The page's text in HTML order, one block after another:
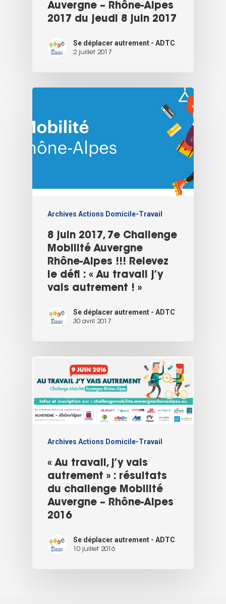
Auvergne – Rhône-Alpes
2017 du jeudi 8 juin 2017
Se déplacer autrement - ADTC
2 juillet 2017
Archives Actions Domicile-Travail
8 juin 2017, 7e Challenge
Mobilité Auvergne
Rhône-Alpes !!! Relevez
le défi : « Au travail j’y
vais autrement ! »
Se déplacer autrement - ADTC
30 avril 2017
Archives Actions Domicile-Travail
« Au travail, j’y vais
autrement » : résultats
du challenge Mobilité
Auvergne – Rhône-Alpes
2016
Se déplacer autrement - ADTC
10 juillet 2016